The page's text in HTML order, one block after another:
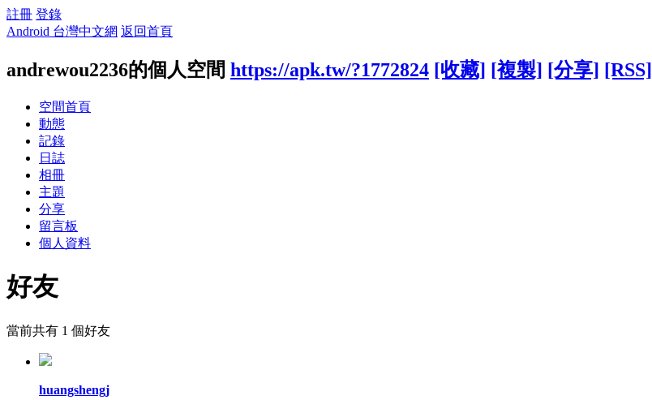
註冊 登錄
Android 台灣中文網 返回首頁
andrewou2236的個人空間 https://apk.tw/?1772824 [收藏] [複製] [分享] [RSS]
空間首頁
動態
記錄
日誌
相冊
主題
分享
留言板
個人資料
好友
當前共有 1 個好友
huangshengj